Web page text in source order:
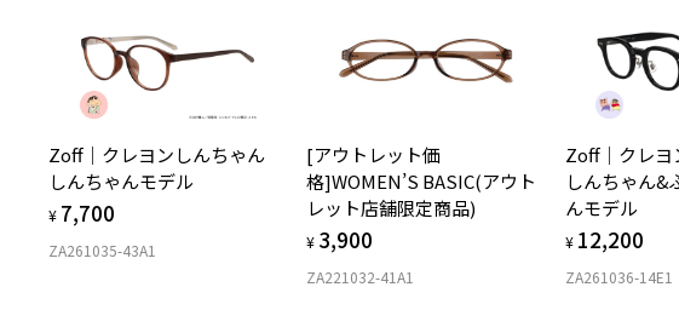
再入荷お知らせメー
「再入荷お知らせメール」はZoff
[スペシャルプライ
Zoff｜クレヨンしんちゃん
しんちゃんモデル
¥ 7,700
ZA261035-43A1
[アウトレット価
格]WOMEN’S BASIC(アウト
レット店舗限定商品)
¥ 3,900
ZA221032-41A1
Zoff｜クレ
しんちゃん&
んモデル
¥ 12,200
ZA261036-14E1